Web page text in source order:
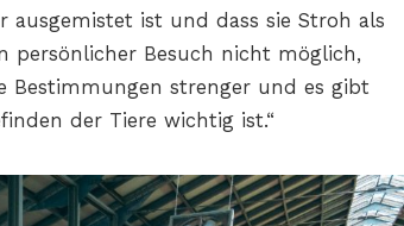
ausgemistet ist und dass sie Stroh als
persönlicher Besuch nicht möglich,
Bestimmungen strenger und es gibt
der Tiere wichtig ist.“